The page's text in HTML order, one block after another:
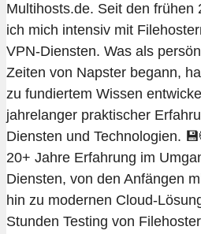
Multihosts.de. Seit den frühen
ich mich intensiv mit
VPN-Diensten. Was als
Zeiten von Napster begann,
zu fundiertem Wissen
jahrelanger praktischer
Diensten und Technologien.
20+ Jahre Erfahrung im
Diensten, von den Anfängen
hin zu modernen Cloud-
Stunden Testing von